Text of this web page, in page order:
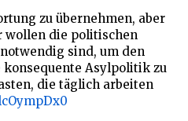
zu übernehmen, aber
wollen die politischen
sind, um den
konsequente Asylpolitik zu
die täglich arbeiten